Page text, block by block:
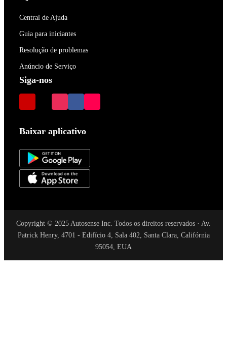
Central de Ajuda
Guia para iniciantes
Resolução de problemas
Anúncio de Serviço
Siga-nos
Baixar aplicativo
Copyright © 2025 Autosense Inc. Todos os direitos reservados · Av.
Patrick Henry, 4701 - Edifício 4, Sala 402, Santa Clara, Califórnia
95054, EUA